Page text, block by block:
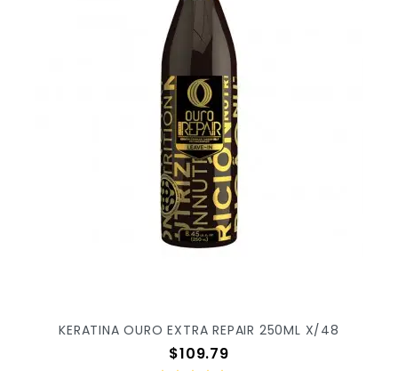
KERATINA OURO EXTRA REPAIR 250ML X/48
Precio
$109.79